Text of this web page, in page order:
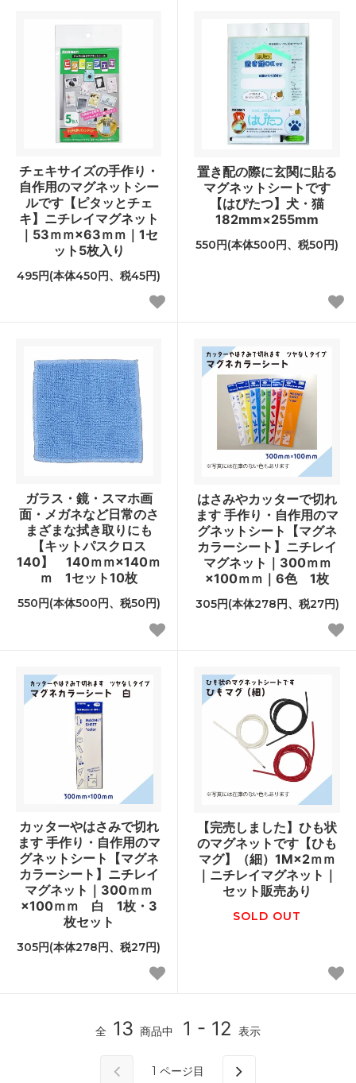
チェキサイズの手作り・
自作用のマグネットシー
ルです【ピタッとチェ
キ】ニチレイマグネット
｜53ｍｍ×63ｍｍ｜1セ
ット5枚入り
495円(本体450円、税45円)
置き配の際に玄関に貼る
マグネットシートです
【はぴたつ】犬・猫
182mm×255mm
550円(本体500円、税50円)
ガラス・鏡・スマホ画
面・メガネなど日常のさ
まざまな拭き取りにも
【キットパスクロス
140】 140ｍｍ×140ｍ
ｍ 1セット10枚
550円(本体500円、税50円)
はさみやカッターで切れ
ます 手作り・自作用のマ
グネットシート【マグネ
カラーシート】ニチレイ
マグネット｜300ｍｍ
×100ｍｍ｜6色 1枚
305円(本体278円、税27円)
カッターやはさみで切れ
ます 手作り・自作用のマ
グネットシート【マグネ
カラーシート】ニチレイ
マグネット｜300ｍｍ
×100ｍｍ 白 1枚・3
枚セット
305円(本体278円、税27円)
【完売しました】ひも状
のマグネットです【ひも
マグ】（細）1M×2ｍｍ
｜ニチレイマグネット｜
セット販売あり
SOLD OUT
全 13 商品中 1 - 12 表示
1 ページ目